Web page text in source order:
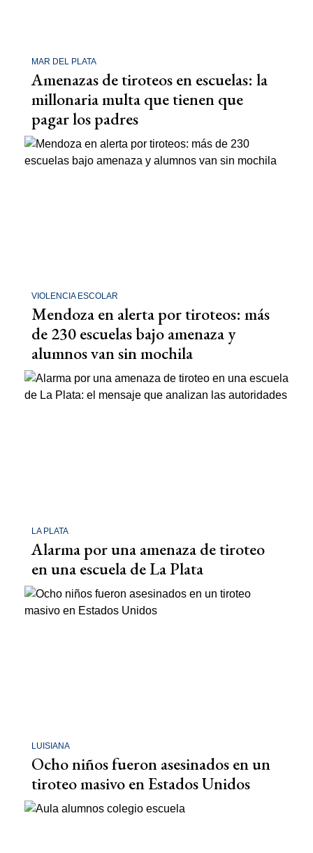
MAR DEL PLATA
Amenazas de tiroteos en escuelas: la
millonaria multa que tienen que
pagar los padres
VIOLENCIA ESCOLAR
Mendoza en alerta por tiroteos: más
de 230 escuelas bajo amenaza y
alumnos van sin mochila
LA PLATA
Alarma por una amenaza de tiroteo
en una escuela de La Plata
LUISIANA
Ocho niños fueron asesinados en un
tiroteo masivo en Estados Unidos